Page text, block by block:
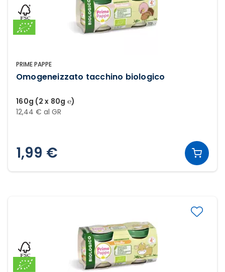
PRIME PAPPE
Omogeneizzato tacchino biologico
160g (2 x 80g ℮)
12,44 € al GR
1,99 €